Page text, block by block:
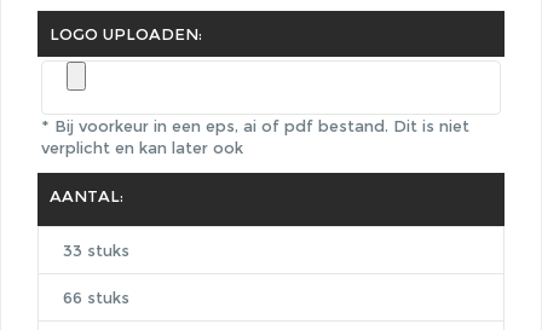
LOGO UPLOADEN:
* Bij voorkeur in een eps, ai of pdf bestand. Dit is niet
verplicht en kan later ook
AANTAL:
33 stuks
66 stuks